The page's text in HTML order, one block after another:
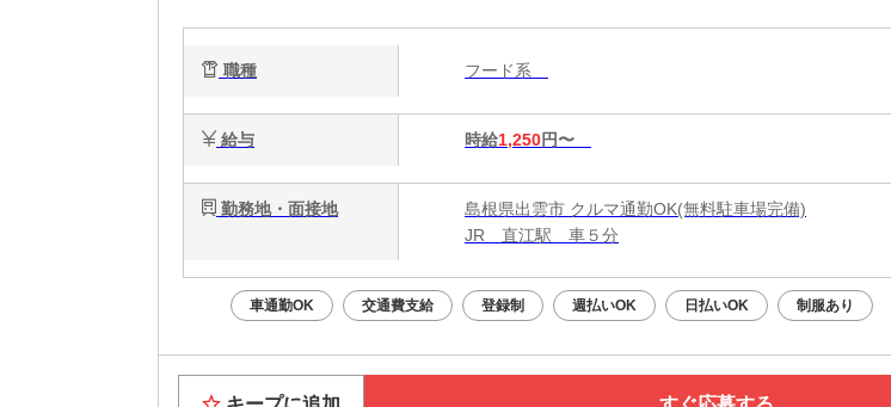
職種 フード系
給与 時給1,250円〜
勤務地・面接地
島根県出雲市 クルマ通勤OK(無料駐車場完備)
JR 直江駅 車５分
車通勤OK 交通費支給 登録制 週払いOK 日払いOK 制服あり